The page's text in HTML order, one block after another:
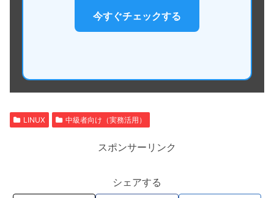
今すぐチェックする
LINUX 中級者向け（実務活用）
スポンサーリンク
シェアする